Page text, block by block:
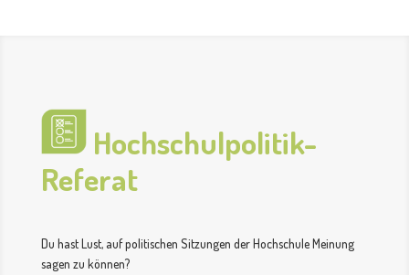
Hochschulpolitik-
Referat
Du hast Lust, auf politischen Sitzungen der Hochschule Meinung
sagen zu können?